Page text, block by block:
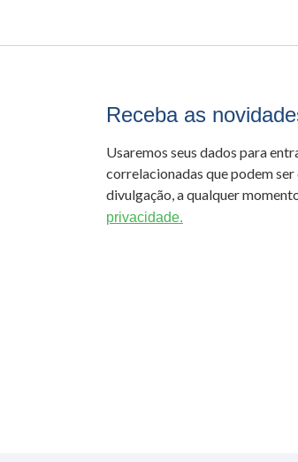
Receba as
Usaremos seus dados para
correlacionadas que podem
divulgação, a qualquer
privacidade.